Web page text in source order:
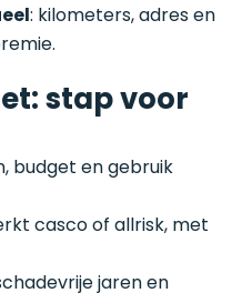
: kilometers, adres en
stap voor
budget en gebruik
casco of allrisk, met
jaren en